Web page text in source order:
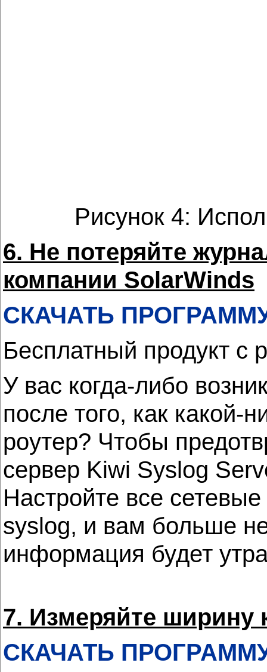
Рисунок 4:
6. Не потеряйте
компании SolarWinds
СКАЧАТЬ
Бесплатный продукт с
У вас когда-либо
после того, как какой-
роутер? Чтобы
сервер Kiwi Syslog
Настройте все
syslog, и вам больше
информация будет
7. Измеряйте
СКАЧАТЬ